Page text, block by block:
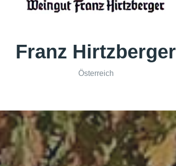
Franz Hirtzberger
Österreich